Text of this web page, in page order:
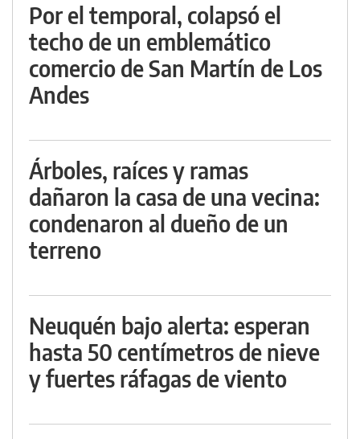
Por el temporal, colapsó el
techo de un emblemático
comercio de San Martín de Los
Andes
Árboles, raíces y ramas
dañaron la casa de una vecina:
condenaron al dueño de un
terreno
Neuquén bajo alerta: esperan
hasta 50 centímetros de nieve
y fuertes ráfagas de viento